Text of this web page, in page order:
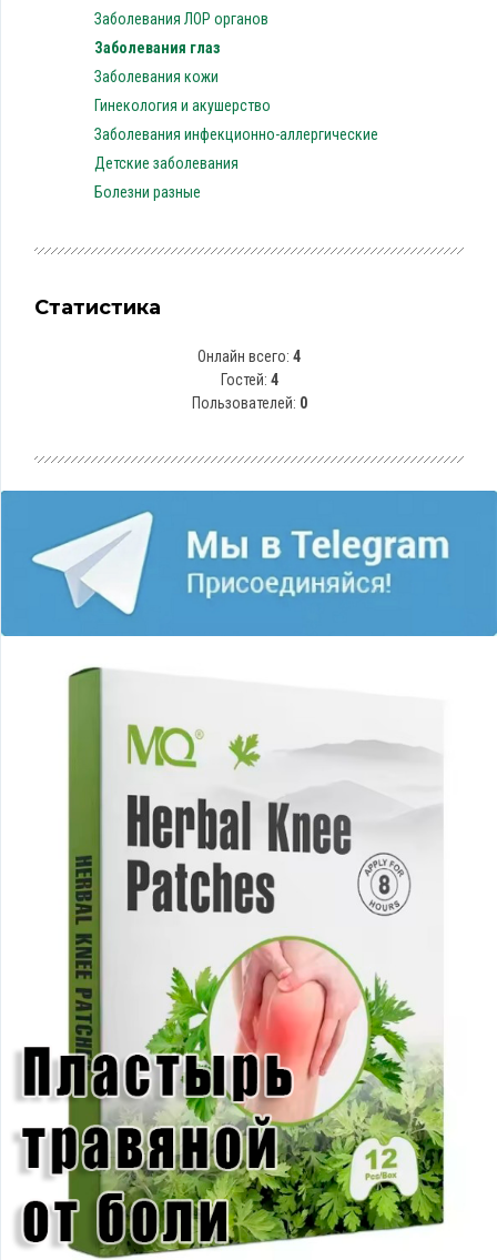
Заболевания ЛОР органов
Заболевания глаз
Заболевания кожи
Гинекология и акушерство
Заболевания инфекционно-аллергические
Детские заболевания
Болезни разные
Статистика
Онлайн всего: 4
Гостей: 4
Пользователей: 0